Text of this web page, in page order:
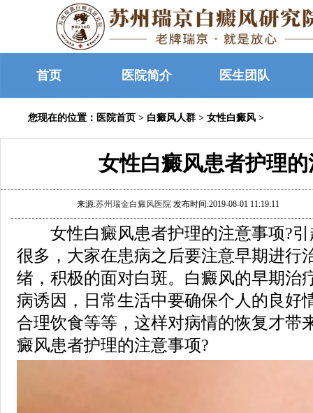
首页 医院简介 医生团队
您现在的位置： 医院首页 > 白癜风人群 > 女性白癜风 >
女性白癜风患者护理
来源:苏州瑞金白癜风医院 发布时间:2019-08-01 11:19:11
女性白癜风患者护理的注意事项?引
很多，大家在患病之后要注意早期进行
绪，积极的面对白斑。白癜风的早期治
病诱因，日常生活中要确保个人的良好
合理饮食等等，这样对病情的恢复才带
癜风患者护理的注意事项?